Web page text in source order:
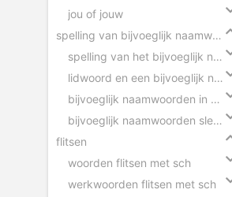
jou of jouw
spelling van bijvoeglijk naamwoorden
spelling van het bijvoeglijk naamwoord
lidwoord en een bijvoeglijk naamwoord
bijvoeglijk naamwoorden in zinnen
bijvoeglijk naamwoorden slepen
flitsen
woorden flitsen met sch
werkwoorden flitsen met sch